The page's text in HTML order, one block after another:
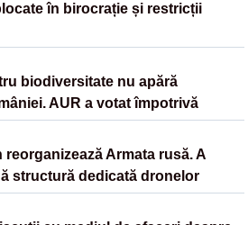
în birocrație și restricții
biodiversitate nu apără
AUR a votat împotrivă
reorganizează Armata rusă. A
structură dedicată dronelor